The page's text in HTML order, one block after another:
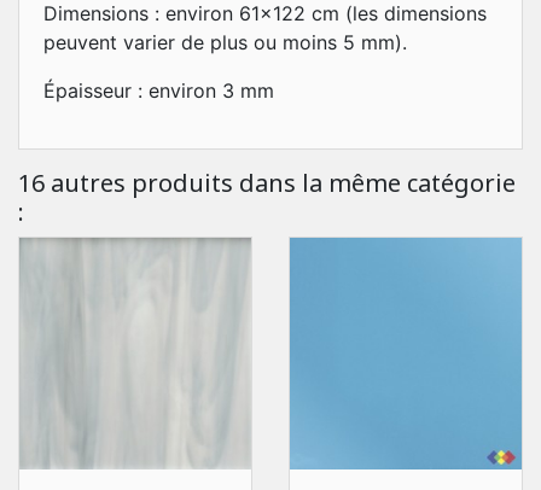
Dimensions : environ 61x122 cm (les dimensions
peuvent varier de plus ou moins 5 mm).
Épaisseur : environ 3 mm
16 autres produits dans la même catégorie
: